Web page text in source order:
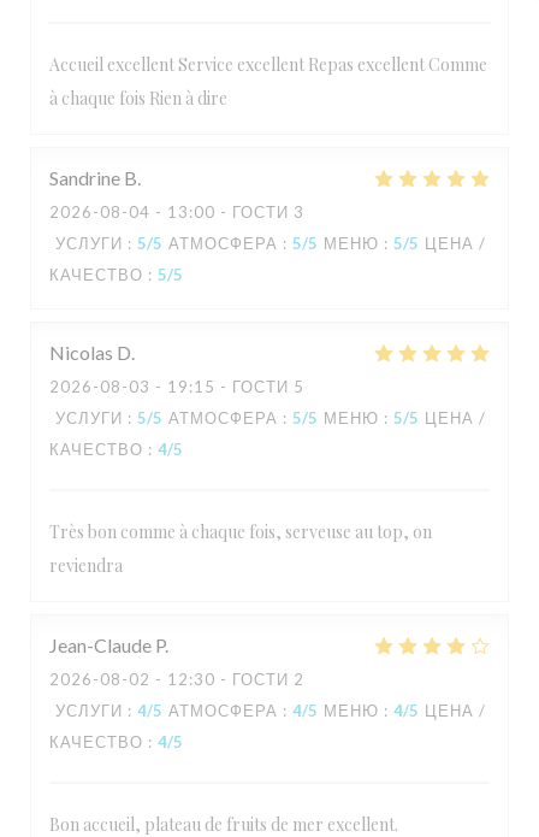
Accueil excellent Service excellent Repas excellent Comme
à chaque fois Rien à dire
Sandrine B
2026-08-04 - 13:00 - ГОСТИ 3
УСЛУГИ : 5/5 АТМОСФЕРА : 5/5 МЕНЮ : 5/5 ЦЕНА /
КАЧЕСТВО : 5/5
Nicolas D
2026-08-03 - 19:15 - ГОСТИ 5
УСЛУГИ : 5/5 АТМОСФЕРА : 5/5 МЕНЮ : 5/5 ЦЕНА /
КАЧЕСТВО : 4/5
Très bon comme à chaque fois, serveuse au top, on
reviendra
Jean-Claude P
2026-08-02 - 12:30 - ГОСТИ 2
УСЛУГИ : 4/5 АТМОСФЕРА : 4/5 МЕНЮ : 4/5 ЦЕНА /
КАЧЕСТВО : 4/5
Bon accueil, plateau de fruits de mer excellent.